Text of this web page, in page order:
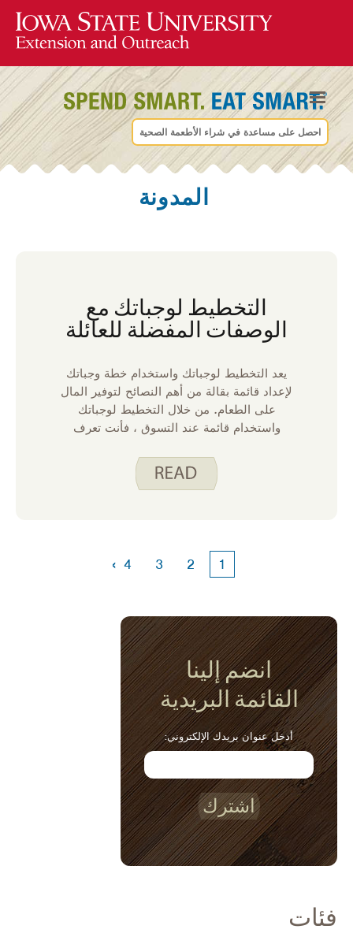
احصل على مساعدة في شراء الأطعمة الصحية
المدونة
التخطيط لوجباتك مع
الوصفات المفضلة للعائلة
يعد التخطيط لوجباتك واستخدام خطة وجباتك
لإعداد قائمة بقالة من أهم النصائح لتوفير المال
على الطعام. من خلال التخطيط لوجباتك
واستخدام قائمة عند التسوق ، فأنت تعرف
العناصر التي لا تحتاجها.
1
2
3
4
›
انضم إلينا
القائمة البريدية
أدخل عنوان بريدك الإلكتروني:
اشترك
فئات